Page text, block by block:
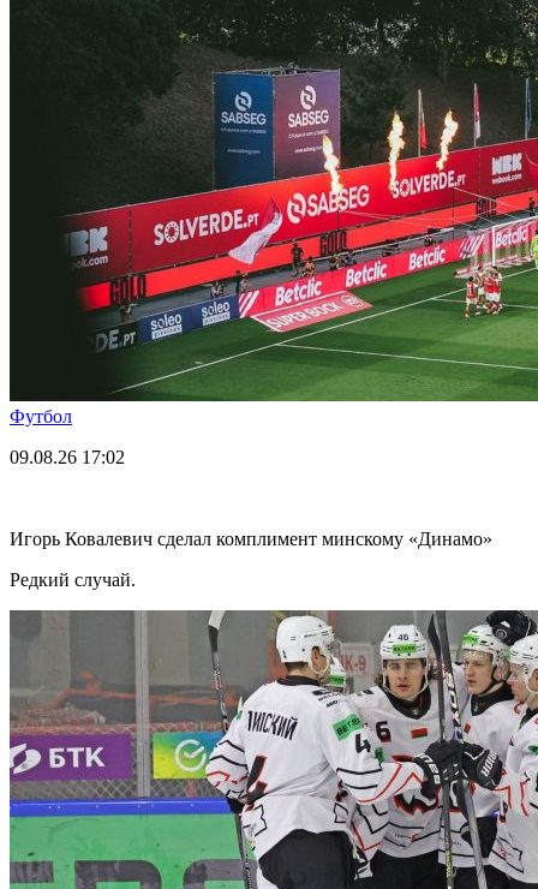
Футбол
09.08.26 17:02
Игорь Ковалевич сделал комплимент минскому «Динамо»
Редкий случай.